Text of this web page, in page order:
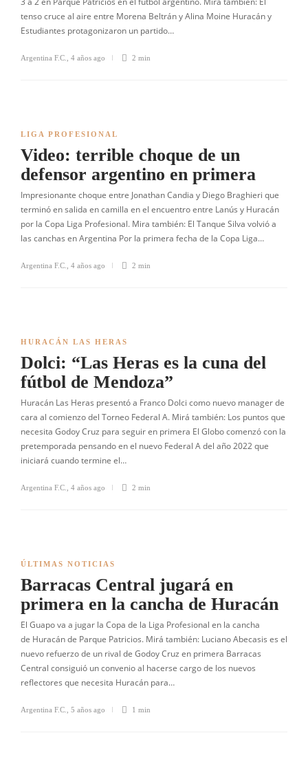
tenso cruce al aire entre Morena Beltrán y Alina Moine Huracán y
Estudiantes protagonizaron un partido…
Argentina F.C. 4 años ago 2 min
LIGA PROFESIONAL
Video: terrible choque de un
defensor argentino en primera
Impresionante choque entre Jonathan Candia y Diego Braghieri que
terminó en salida en camilla en el encuentro entre Lanús y Huracán
por la Copa Liga Profesional. Mira también: El Tanque Silva volvió a
las canchas en Argentina Por la primera fecha de la Copa Liga…
Argentina F.C. 4 años ago 2 min
HURACÁN LAS HERAS
Dolci: “Las Heras es la cuna del
fútbol de Mendoza”
Huracán Las Heras presentó a Franco Dolci como nuevo manager de
cara al comienzo del Torneo Federal A. Mirá también: Los puntos que
necesita Godoy Cruz para seguir en primera El Globo comenzó con la
pretemporada pensando en el nuevo Federal A del año 2022 que
iniciará cuando termine el…
Argentina F.C. 4 años ago 2 min
ÚLTIMAS NOTICIAS
Barracas Central jugará en
primera en la cancha de Huracán
El Guapo va a jugar la Copa de la Liga Profesional en la cancha
de Huracán de Parque Patricios. Mirá también: Luciano Abecasis es el
nuevo refuerzo de un rival de Godoy Cruz en primera Barracas
Central consiguió un convenio al hacerse cargo de los nuevos
reflectores que necesita Huracán para…
Argentina F.C. 5 años ago 1 min